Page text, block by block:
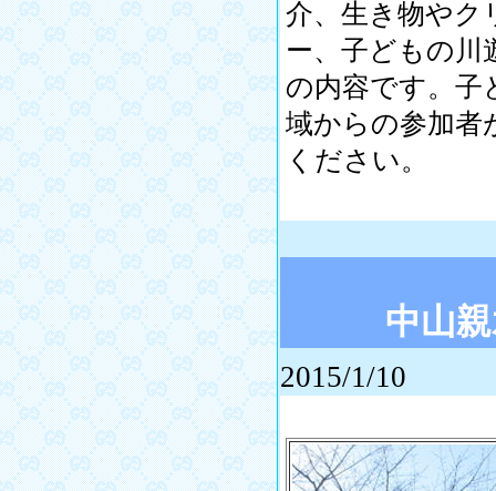
介、生き物やク
ー、子どもの
の内容です。子
域からの参加者
ください。
中山
2015/1/10